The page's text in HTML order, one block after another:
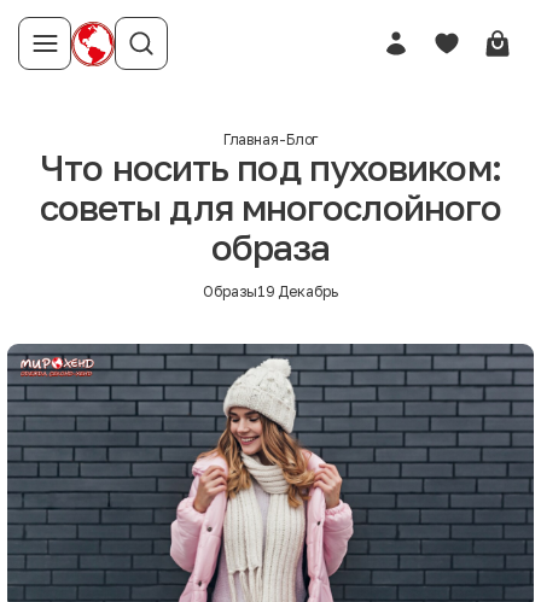
Главная-Блог
Что носить под пуховиком:
советы для многослойного
образа
Образы19 Декабрь